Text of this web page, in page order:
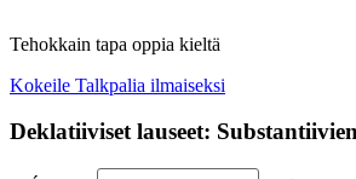
Tehokkain tapa oppia kieltä
Kokeile Talkpalia ilmaiseksi
Deklatiiviset lauseet: